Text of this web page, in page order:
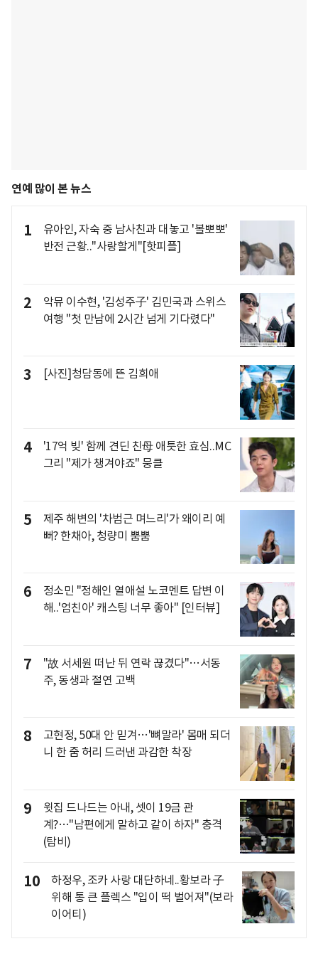
연예 많이 본 뉴스
1
유아인, 자숙 중 남사친과 대놓고 '볼뽀뽀'
반전 근황.."사랑할게"[핫피플]
2
악뮤 이수현, '김성주子' 김민국과 스위스
여행 "첫 만남에 2시간 넘게 기다렸다"
3 [사진]청담동에 뜬 김희애
4
'17억 빚' 함께 견딘 친母 애틋한 효심..MC
그리 "제가 챙겨야죠" 뭉클
5
제주 해변의 '차범근 며느리'가 왜이리 예
뻐? 한채아, 청량미 뿜뿜
6
정소민 "정해인 열애설 노코멘트 답변 이
해..'엄친아' 캐스팅 너무 좋아" [인터뷰]
7
"故 서세원 떠난 뒤 연락 끊겼다"…서동
주, 동생과 절연 고백
8
고현정, 50대 안 믿겨…'뼈말라' 몸매 되더
니 한 줌 허리 드러낸 과감한 착장
9
윗집 드나드는 아내, 셋이 19금 관
계?…"남편에게 말하고 같이 하자" 충격
(탐비)
10
하정우, 조카 사랑 대단하네..황보라 子
위해 통 큰 플렉스 "입이 떡 벌어져"(보라
이어티)